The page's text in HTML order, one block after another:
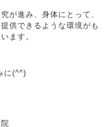
が進み、身体にとって、
供できるような環境がも
ます。
に(^^)